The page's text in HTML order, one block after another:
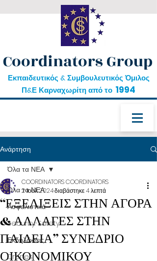
Coordinators Group
Εκπαιδευτικός & Συμβουλευτικός Όμιλος
Π&Ε Καρναχωρίτη από το 1994
Ανάρτηση
Όλα τα ΝΕΑ
Ασφαλιστικά
Security-Safety
Εκδηλώσεις
Drones
Όλα τα ΝΕΑ
“ΕΞΕΛΙΞΕΙΣ ΣΤΗΝ ΑΓΟΡΑ
& ΑΛΛΑΓΕΣ ΣΤΗΝ
ΠΑΙΔΕΙΑ” ΣΥΝΕΔΡΙΟ
ΟΙΚΟΝΟΜΙΚΟΥ
COORDINATORS COORDINATORS
2 Ιουλ 2024διαβάστηκε 4 λεπτά